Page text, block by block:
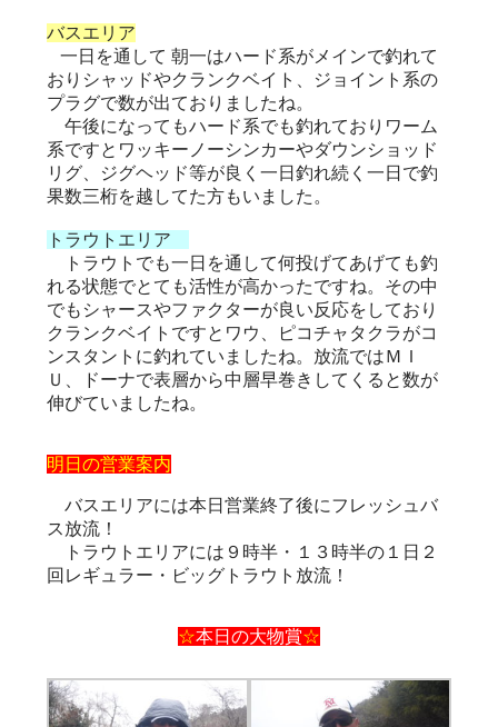
バスエリア
一日を通して 朝一はハード系がメインで釣れて
おりシャッドやクランクベイト、ジョイント系の
プラグで数が出ておりましたね。
午後になってもハード系でも釣れておりワーム
系ですとワッキーノーシンカーやダウンショッド
リグ、ジグヘッド等が良く一日釣れ続く一日で釣
果数三桁を越してた方もいました。
トラウトエリア
トラウトでも一日を通して何投げてあげても釣
れる状態でとても活性が高かったですね。その中
でもシャースやファクターが良い反応をしており
クランクベイトですとワウ、ピコチャタクラがコ
ンスタントに釣れていましたね。放流ではＭＩ
Ｕ、ドーナで表層から中層早巻きしてくると数が
伸びていましたね。
明日の営業案内
バスエリアには本日営業終了後にフレッシュバ
ス放流！
トラウトエリアには９時半・１３時半の１日２
回レギュラー・ビッグトラウト放流！
☆本日の大物賞☆